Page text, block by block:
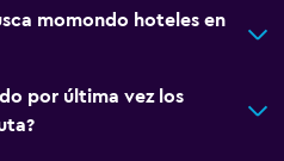
momondo hoteles en
por última vez los